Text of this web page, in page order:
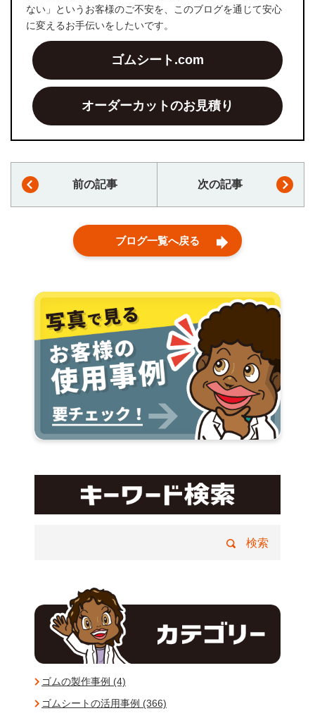
ない」というお客様のご不安を、このブログを通じて安心
に変えるお手伝いをしたいです。
ゴムシート.com
オーダーカットのお見積り
前の記事 次の記事
ブログ一覧へ戻る
ゴムの製作事例 (4)
ゴムシートの活用事例 (366)